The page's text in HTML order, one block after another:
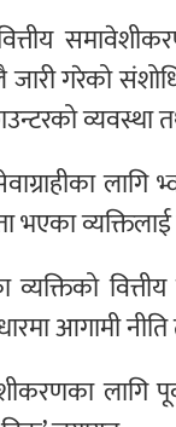
गरेको
भएका
आगामी
लागि